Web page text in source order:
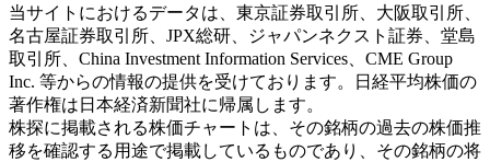
当サイトにおけるデータは、東京証券取引所、大阪取引所、
名古屋証券取引所、JPX総研、ジャパンネクスト証券、堂島
取引所、China Investment Information Services、CME Group
Inc. 等からの情報の提供を受けております。日経平均株価の
著作権は日本経済新聞社に帰属します。
株探に掲載される株価チャートは、その銘柄の過去の株価推
移を確認する用途で掲載しているものであり、その銘柄の将